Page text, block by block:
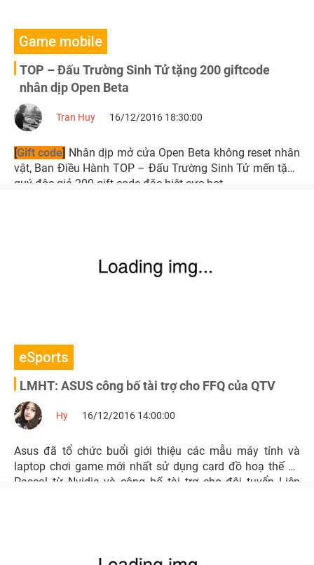
Game mobile
TOP – Đấu Trường Sinh Tử tặng 200 giftcode
nhân dịp Open Beta
Tran Huy 16/12/2016 18:30:00
[Gift code] Nhân dịp mở cửa Open Beta không reset nhân
vật, Ban Điều Hành TOP – Đấu Trường Sinh Tử mến tặng
quý độc giả 200 gift code đặc biệt cực hot.
eSports
LMHT: ASUS công bố tài trợ cho FFQ của QTV
Hy 16/12/2016 14:00:00
Asus đã tổ chức buổi giới thiệu các mẫu máy tính và
laptop chơi game mới nhất sử dụng card đồ hoạ thế hệ
Pascal từ Nvidia và công bố tài trợ cho đội tuyển Liên